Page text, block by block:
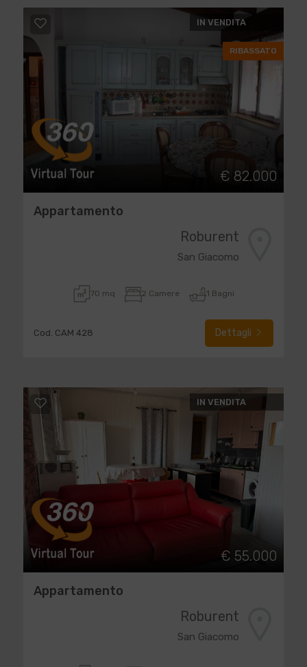
IN VENDITA
RIBASSATO
€ 82.000
Appartamento
Roburent
San Giacomo
70 mq 2 Camere 1 Bagni
Cod. CAM 428 Dettagli
IN VENDITA
€ 55.000
Appartamento
Roburent
San Giacomo